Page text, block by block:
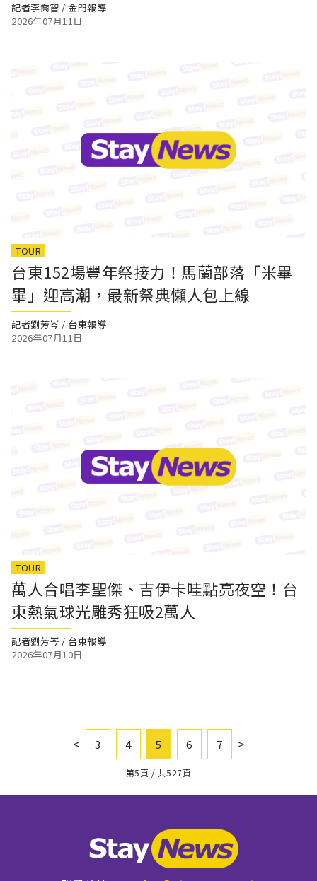
記者李喬智 / 金門報導
2026年07月11日
TOUR
台東152場豐年祭接力！馬蘭部落「米畢
畢」迎高潮，最新祭典懶人包上線
記者劉芳岑 / 台東報導
2026年07月11日
TOUR
萬人合唱李聖傑、吉伊卡哇點亮夜空！台
東熱氣球光雕秀狂吸2萬人
記者劉芳岑 / 台東報導
2026年07月10日
< 3 4 5 6 7 >
第5頁 / 共527頁